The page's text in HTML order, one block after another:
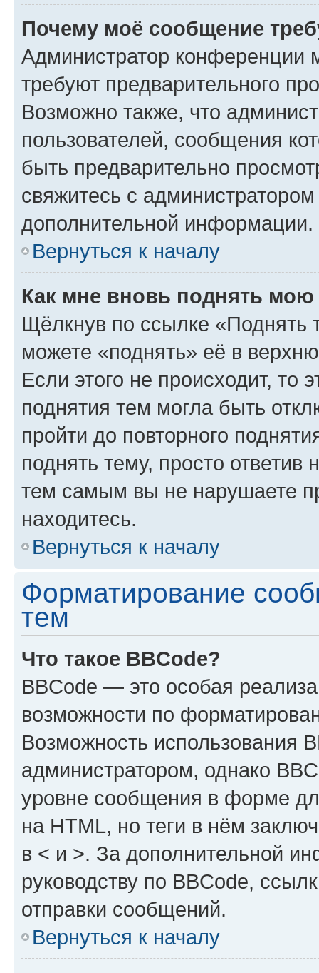
Почему моё сообщение
Администратор конференции
требуют предварительного
Возможно также, что
пользователей, сообщения
быть предварительно
свяжитесь с
дополнительной информации.
Вернуться к началу
Как мне вновь поднять мою
Щёлкнув по ссылке «Поднять
можете «поднять» её в
Если этого не происходит, то
поднятия тем могла быть
пройти до повторного
поднять тему, просто ответив
тем самым вы не нарушаете
находитесь.
Вернуться к началу
Форматирование
тем
Что такое BBCode?
BBCode — это особая
возможности по
Возможность использования
администратором, однако
уровне сообщения в форме
на HTML, но теги в нём
в < и >. За дополнительной
руководству по BBCode,
отправки сообщений.
Вернуться к началу